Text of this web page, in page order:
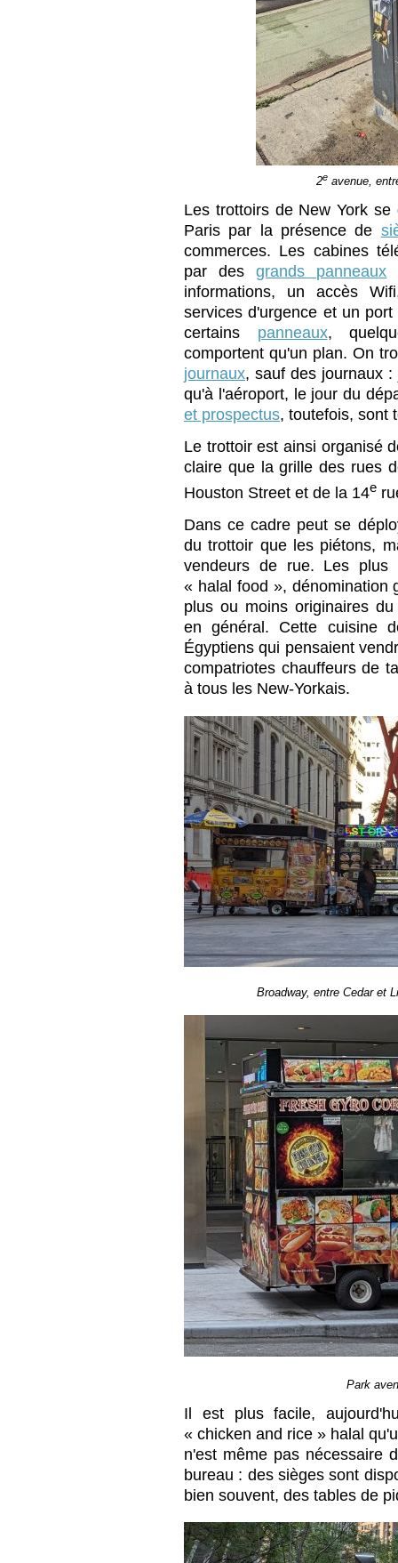
2e avenue,
Les trottoirs de New York
Paris par la présence de
commerces. Les cabines
par desgrands panneaux
informations, un accès
services d'urgence et un
certains panneaux,
comportent qu'un plan. On
journaux, sauf des journaux
qu'à l'aéroport, le jour du
et prospectus, toutefois, sont
Le trottoir est ainsi organisé
claire que la grille des rues
Houston Street et de la 14e
Dans ce cadre peut se
du trottoir que les piétons,
vendeurs de rue. Les plus
« halal food », dénomination
plus ou moins originaires
en général. Cette cuisine
Égyptiens qui pensaient
compatriotes chauffeurs de
à tous les New-Yorkais.
Broadway, entre Cedar et
Park
Il est plus facile,
« chicken and rice » halal
n'est même pas nécessaire
bureau : des sièges sont
bien souvent, des tables de